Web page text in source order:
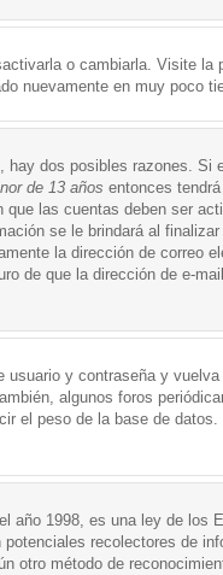
o cambiarla. Visite la
nuevamente en muy poco
dos posibles razones. Si
de 13 años entonces
las cuentas deben ser
se le brindará al
la dirección de correo
de que la dirección de e-
y contraseña y
algunos foros
el peso de la base de
año 1998, es una ley de los
recolectores de
otro método de